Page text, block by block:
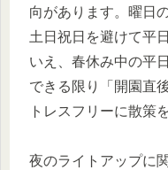
向があります。曜日
土日祝日を避けて平
いえ、春休み中の平
できる限り「開園直
トレスフリーに散策
夜のライトアップに